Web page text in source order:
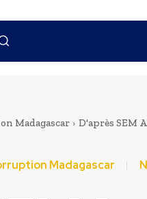
Madagascar D'après SEM
Madagascar